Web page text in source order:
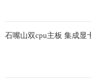
石嘴山双cpu主板 集成显